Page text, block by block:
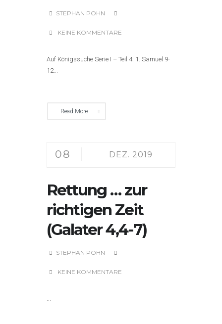
STEPHAN POHN
KEINE KOMMENTARE
Auf Königssuche Serie I – Teil 4: 1. Samuel 9-
12...
Read More
08 DEZ. 2019
Rettung … zur
richtigen Zeit
(Galater 4,4-7)
STEPHAN POHN
KEINE KOMMENTARE